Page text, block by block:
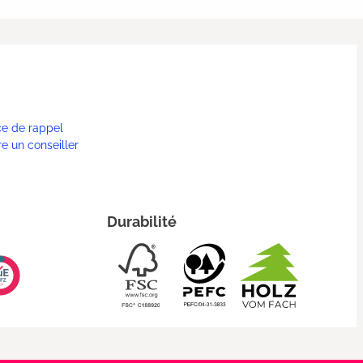
de rappel
un conseiller
Durabilité